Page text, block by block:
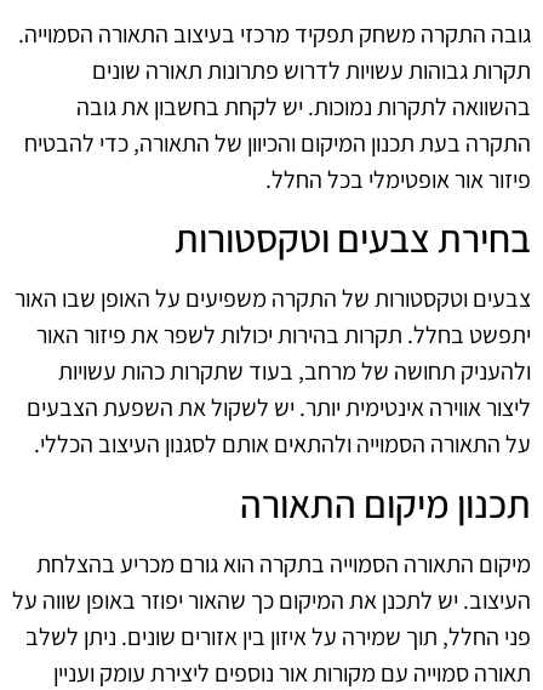
גובה התקרה משחק תפקיד מרכזי בעיצוב התאורה הסמוייה.
תקרות גבוהות עשויות לדרוש פתרונות תאורה שונים
בהשוואה לתקרות נמוכות. יש לקחת בחשבון את גובה
התקרה בעת תכנון המיקום והכיוון של התאורה, כדי להבטיח
פיזור אור אופטימלי בכל החלל.
בחירת צבעים וטקסטורות
צבעים וטקסטורות של התקרה משפיעים על האופן שבו האור
יתפשט בחלל. תקרות בהירות יכולות לשפר את פיזור האור
ולהעניק תחושה של מרחב, בעוד שתקרות כהות עשויות
ליצור אווירה אינטימית יותר. יש לשקול את השפעת הצבעים
על התאורה הסמוייה ולהתאים אותם לסגנון העיצוב הכללי.
תכנון מיקום התאורה
מיקום התאורה הסמוייה בתקרה הוא גורם מכריע בהצלחת
העיצוב. יש לתכנן את המיקום כך שהאור יפוזר באופן שווה על
פני החלל, תוך שמירה על איזון בין אזורים שונים. ניתן לשלב
תאורה סמוייה עם מקורות אור נוספים ליצירת עומק ועניין